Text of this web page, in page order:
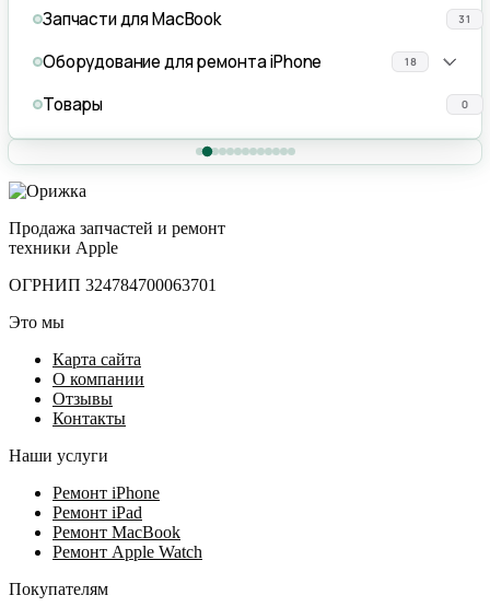
Запчасти для MacBook 31
Оборудование для ремонта iPhone 18
Товары 0
Продажа запчастей и ремонт
техники Apple
ОГРНИП 324784700063701
Это мы
Карта сайта
О компании
Отзывы
Контакты
Наши услуги
Ремонт iPhone
Ремонт iPad
Ремонт MacBook
Ремонт Apple Watch
Покупателям